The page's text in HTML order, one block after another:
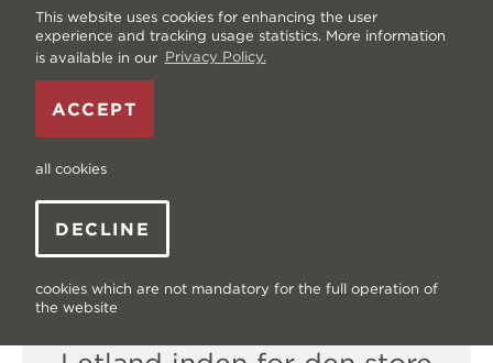
This website uses cookies for enhancing the user
experience and tracking usage statistics. More information
is available in our Privacy Policy.
DECLINE
cookies which are not mandatory for the full operation of
the website
ACCEPT
all cookies
Anerkendt som den bedste